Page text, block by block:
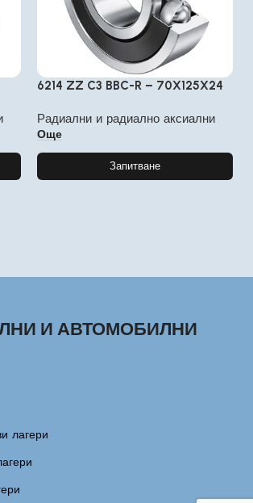
6214 ZZ C3 BBC-R – 70X125X24
Радиални и радиално аксиални
Още
Запитване
И АВТОМОБИЛНИ
лагери